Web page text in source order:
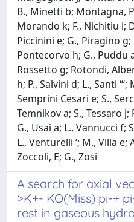
B., Minetti b; Montagna,
Morando k; F., Nichitiu i;
Piccinini e; G., Piragino g;
Pontecorvo h; G., Puddu
Rossetto g; Rotondi,
h; P., Salvini d; L., Santi
Semprini Cesari e; S.,
Temnikov a; S., Tessaro j;
G., Usai a; L., Vannucci f;
L., Venturelli ‘; M., Villa e;
Zoccoli, E; G., Zosi
A search for axial
>K+- KO(Miss) pi-+
rest in gaseous